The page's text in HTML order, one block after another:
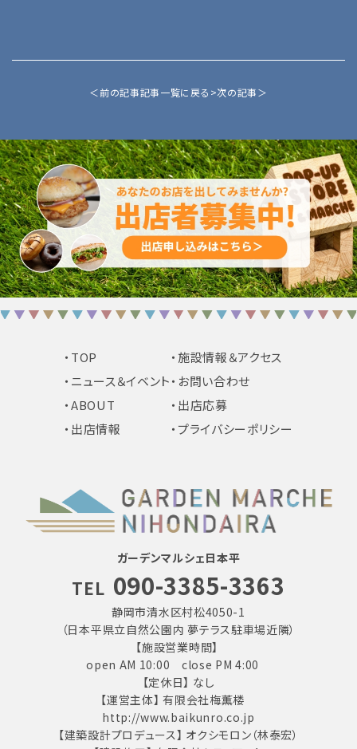
＜前の記事記事一覧に戻る>次の記事＞
ガーデンマルシェ日本平
TEL 090-3385-3363
静岡市清水区村松4050-1
（日本平県立自然公園内 夢テラス駐車場近隣）
【施設営業時間】
open AM 10:00 close PM 4:00
【定休日】 なし
【運営主体】 有限会社梅薫楼
http://www.baikunro.co.jp
【建築設計プロデュース】 オクシモロン（林泰宏）
・TOP
・ニュース＆イベント
・ABOUT
・出店情報
・施設情報＆アクセス
・お問い合わせ
・出店応募
・プライバシーポリシー